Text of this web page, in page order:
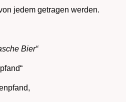
jedem getragen werden.
Bier“